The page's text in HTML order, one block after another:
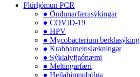
Flúrljómun PCR
● Öndunarfærasýkingar
● COVID-19
● HPV
● Mycobacterium berklasýking
● Krabbameinslækningar
● Sýklalyfjaónæmi
● Meltingarfæri
● Heilahimnubólga